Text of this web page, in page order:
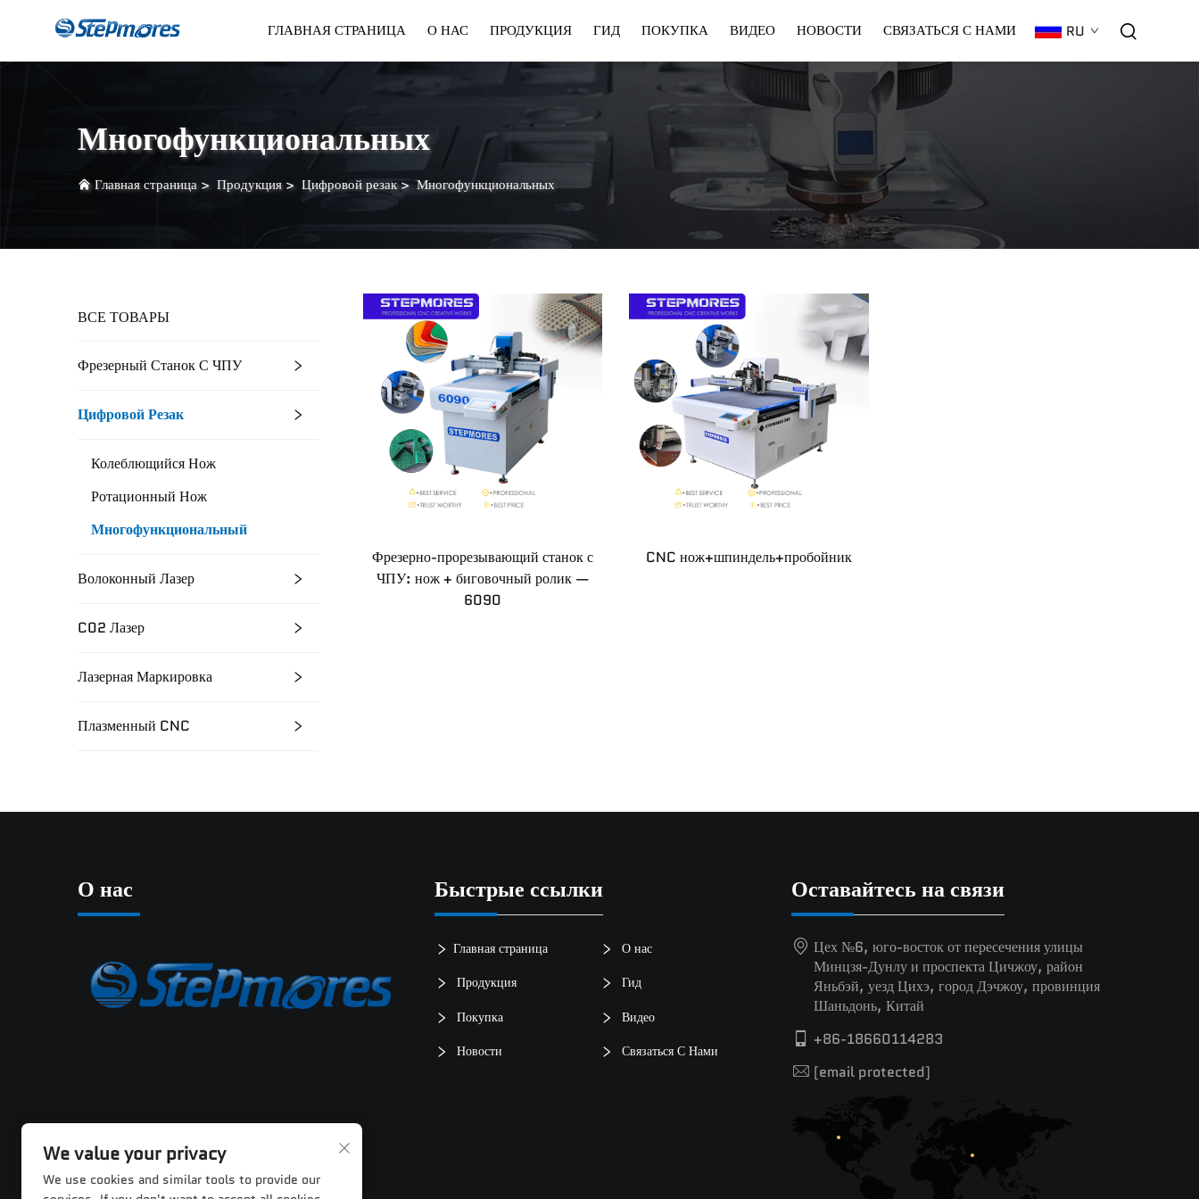
ГЛАВНАЯ СТРАНИЦА О НАС ПРОДУКЦИЯ ГИД ПОКУПКА
Доставка Обучение Гарантия
ВИДЕО
Волоконный
C02
НОВОСТИ СВЯЗАТЬСЯ С НАМИ RU
Многофункциональных
Главная страница > Продукция> Цифровой резак>Многофункциональных
ВСЕ ТОВАРЫ
Фрезерный Станок С ЧПУ
Цифровой Резак
Колеблющийся Нож
Ротационный Нож
Многофункциональный
Волоконный Лазер
C02 Лазер
Лазерная Маркировка
Плазменный CNC
Фрезерно-прорезывающий станок с
ЧПУ: нож + биговочный ролик —
6090
CNC нож+шпиндель+пробойник
О нас Быстрые ссылки
Главная страница
О нас
Продукция
Гид
Покупка
Видео
Новости
Связаться С Нами
Оставайтесь на связи
Цех №6, юго-восток от пересечения улицы
Минцзя-Дунлу и проспекта Цичжоу, район
Яньбэй, уезд Цихэ, город Дэчжоу, провинция
Шаньдонь, Китай
+86-18660114283
[email protected]
We value your privacy
We use cookies and similar tools to provide our